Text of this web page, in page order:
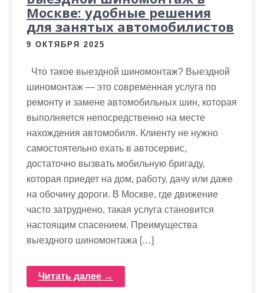
Москве: удобные решения
для занятых автомобилистов
9 ОКТЯБРЯ 2025
Что такое выездной шиномонтаж? Выездной
шиномонтаж — это современная услуга по
ремонту и замене автомобильных шин, которая
выполняется непосредственно на месте
нахождения автомобиля. Клиенту не нужно
самостоятельно ехать в автосервис,
достаточно вызвать мобильную бригаду,
которая приедет на дом, работу, дачу или даже
на обочину дороги. В Москве, где движение
часто затруднено, такая услуга становится
настоящим спасением. Преимущества
выездного шиномонтажа […]
Читать далее →